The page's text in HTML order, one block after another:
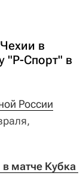
в
"Р-Спорт" в
России
матче Кубка